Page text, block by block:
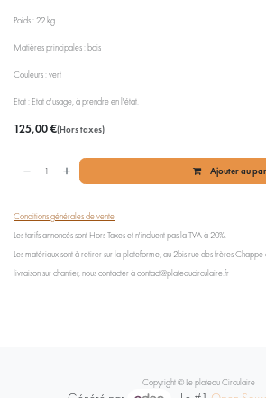
Poids : 22 kg
Matières principales : bois
Couleurs : vert
Etat : Etat d'usage, à prendre en l'état.
125,00€(Hors taxes)
Ajouter au
Conditions générales de vente
Les tarifs annoncés sont Hors Taxes et n'incluent pas la TVA à 20%.
Les matériaux sont à retirer sur la plateforme, au 2bis rue des frères
livraison sur chantier, nous contacter à contact@plateaucirculaire.fr
Copyright © Le plateau Circulaire